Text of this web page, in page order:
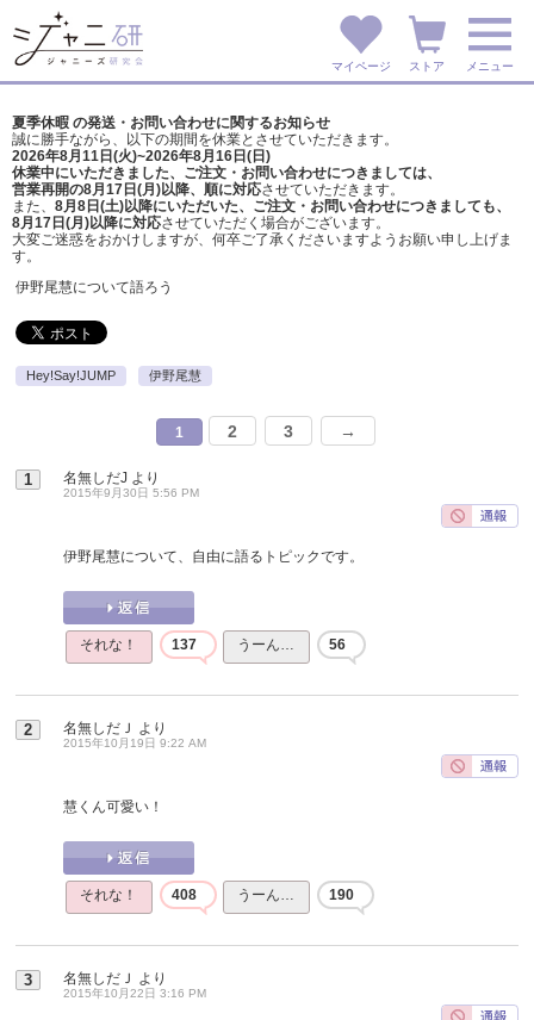
マイページ ストア メニュー
夏季休暇 の発送・お問い合わせに関するお知らせ
誠に勝手ながら、以下の期間を休業とさせていただきます。
2026年8月11日(火)~2026年8月16日(日)
休業中にいただきました、ご注文・お問い合わせにつきましては、
営業再開の8月17日(月)以降、順に対応させていただきます。
また、 8月8日(土)以降にいただいた、ご注文・ お問い合わせにつきましても、
8月17日(月)以降に対応させていただく場合がございます。
大変ご迷惑をおかけしますが、 何卒ご了承くださいますようお願い申し上げま
す。
伊野尾慧について語ろう
Hey!Say!JUMP 伊野尾慧
1 2 3 →
1 名無しだJ より
2015年9月30日 5:56 PM
伊野尾慧について、自由に語るトピックです。
それな！ 137 うーん… 56
2 名無しだＪ より
2015年10月19日 9:22 AM
慧くん可愛い！
それな！ 408 うーん… 190
3 名無しだＪ より
2015年10月22日 3:16 PM